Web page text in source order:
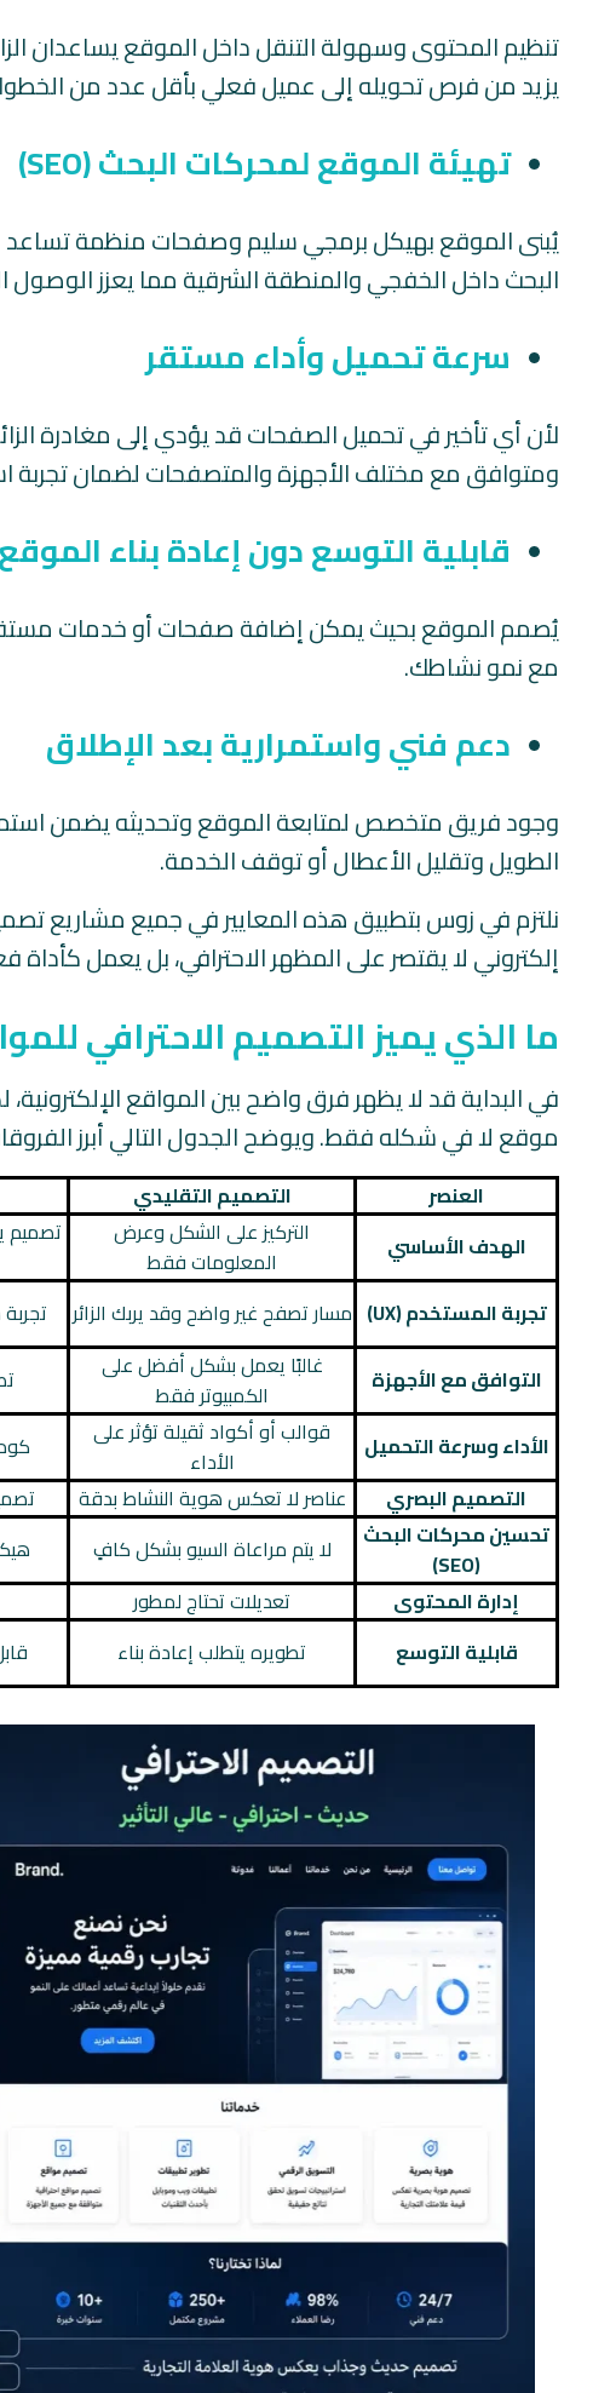
تنظيم المحتوى وسهولة التنقل داخل الموقع يساعدان
يزيد من فرص تحويله إلى عميل فعلي بأقل عدد من
تهيئة الموقع لمحركات البحث (SEO)
يُبنى الموقع بهيكل برمجي سليم وصفحات منظمة
البحث داخل الخفجي والمنطقة الشرقية مما يعزز
سرعة تحميل وأداء مستقر
لأن أي تأخير في تحميل الصفحات قد يؤدي إلى مغادرة
ومتوافق مع مختلف الأجهزة والمتصفحات لضمان تجربة
قابلية التوسع دون إعادة بناء الموقع
يُصمم الموقع بحيث يمكن إضافة صفحات أو خدمات
مع نمو نشاطك.
دعم فني واستمرارية بعد الإطلاق
وجود فريق متخصص لمتابعة الموقع وتحديثه يضمن
الطويل وتقليل الأعطال أو توقف الخدمة.
نلتزم في زوس بتطبيق هذه المعايير في جميع مشاريع
إلكتروني لا يقتصر على المظهر الاحترافي، بل يعمل
ما الذي يميز التصميم الاحترافي
في البداية قد لا يظهر فرق واضح بين المواقع
موقع لا في شكله فقط. ويوضح الجدول التالي أبرز
العنصر التصميم التقليدي
الهدف الأساسي
التركيز على الشكل وعرض
المعلومات فقط
تصميم
تجربة المستخدم (UX)
مسار تصفح غير واضح وقد يربك الزائر
التوافق مع الأجهزة
غالبًا يعمل بشكل أفضل على
الكمبيوتر فقط
الأداء وسرعة التحميل
قوالب أو أكواد ثقيلة تؤثر على
الأداء
التصميم البصري
عناصر لا تعكس هوية النشاط بدقة
تحسين محركات البحث
(SEO)
لا يتم مراعاة السيو بشكل كافٍ
إدارة المحتوى
تعديلات تحتاج لمطور
قابلية التوسع
تطويره يتطلب إعادة بناء